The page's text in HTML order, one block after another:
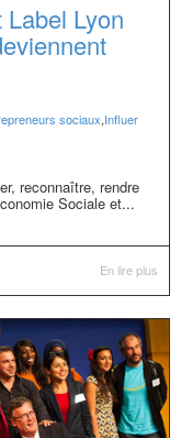
Lyon
sociaux,Influer
reconnaître, rendre
Sociale et...
En lire plus